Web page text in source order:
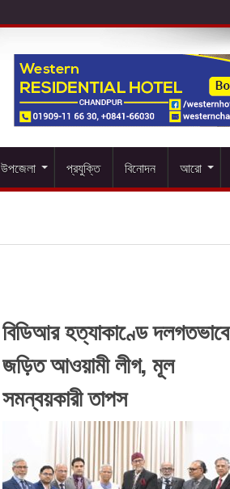
উপজেলা প্রযুক্তি বিনোদন আরো
বিডিআর হত্যাকাণ্ডে দলগতভাবে
জড়িত আওয়ামী লীগ, মূল
সমন্বয়কারী তাপস